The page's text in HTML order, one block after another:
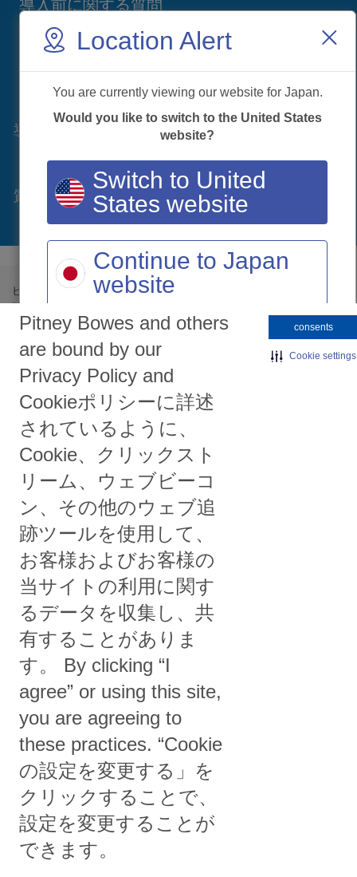
Pitney Bowes and others
are bound by our
Privacy Policy and
Cookieポリシーに詳述
されているように、
Cookie、クリックスト
リーム、ウェブビーコ
ン、その他のウェブ追
跡ツールを使用して、
お客様およびお客様の
当サイトの利用に関す
るデータを収集し、共
有することがありま
す。 By clicking “I
agree” or using this site,
you are agreeing to
these practices. “Cookie
の設定を変更する」を
クリックすることで、
設定を変更することが
できます。
consents
Cookie settings
Location Alert
You are currently viewing our website for Japan.
Would you like to switch to the United States
website?
Switch to United
States website
Continue to Japan
website
導入前に関する質問
質問ページへ
導入後に関する質問
質問ページへ
ピツニーボウズについて
企業情報
ニュースルーム
CSR（社会貢献活動）
お問い合わせ
製品情報
展示会出展情報一覧
ご購入に関するお問い合わせ
デモセンターライブラリ
カスタマーサービス
製品サポート
サプライ品
ご利用中の機器に関するお問
い合わせ
2025年 郵便料金表ソフトウェ
アダウンロードのご案内
お知らせ
郵便料金計器SendProCシリ
ーズソフトウェアアップデー
トのお知らせ
郵便料金計器SendPro
Mailcenter処理データアップ
ロード期日の変更のご案内
郵便料金計器に関するお知ら
せ(一部郵便料金計器の障害発
生のお詫びと復旧のお知ら
せ)）
公式SNSをフォロー
Facebook
LinkedinTwitterYoutube
The technology behind
every important delivery.
Cookieポリシー